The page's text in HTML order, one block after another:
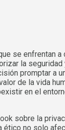
se enfrentan a
la
promptar a
de la vida
en el
sobre la
ético no solo